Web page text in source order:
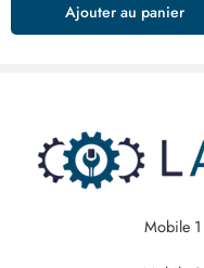
Ajouter au panier
Mobile